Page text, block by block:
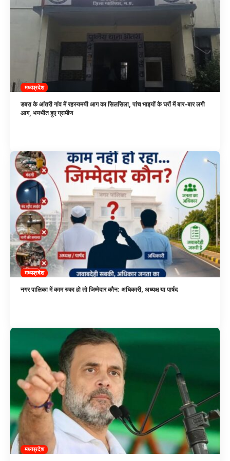
मध्यप्रदेश
डबरा के आंतरी गांव में रहस्यमयी आग का सिलसिला, पांच भाइयों के घरों में बार-बार लगी
आग, भयभीत हुए ग्रामीण
मध्यप्रदेश
नगर पालिका में काम रुका हो तो जिम्मेदार कौन: अधिकारी, अध्यक्ष या पार्षद
मध्यप्रदेश